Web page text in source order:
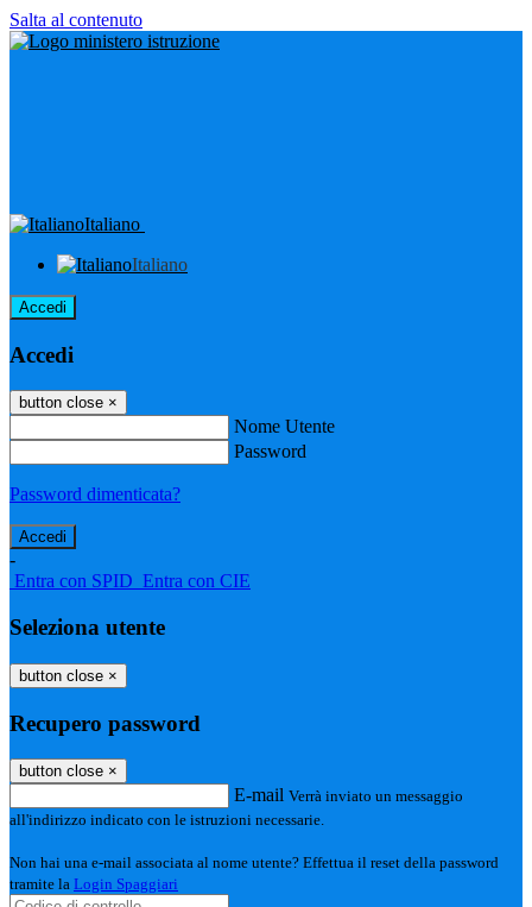
Salta al contenuto
Italiano
Italiano
Accedi
Accedi
button close ×
Nome Utente
Password
Password dimenticata?
-
Entra con SPID Entra con CIE
Seleziona utente
button close ×
Recupero password
button close ×
E-mail Verrà inviato un messaggio
all'indirizzo indicato con le istruzioni necessarie.
Non hai una e-mail associata al nome utente? Effettua il reset della password
tramite la Login Spaggiari